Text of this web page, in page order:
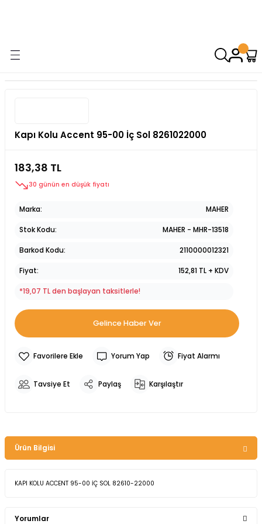
Kapı Kolu Accent 95-00 İç Sol 8261022000
183,38 TL
30 günün en düşük fiyatı
Marka MAHER
Stok Kodu MAHER - MHR-13518
Barkod Kodu 2110000012321
Fiyat 152,81 TL + KDV
*19,07 TL den başlayan taksitlerle!
Gelince Haber Ver
Yorum Yap Fiyat Alarmı
Tavsiye Et Paylaş Karşılaştır
Ürün Bilgisi
KAPI KOLU ACCENT 95-00 İÇ SOL 82610-22000
Yorumlar